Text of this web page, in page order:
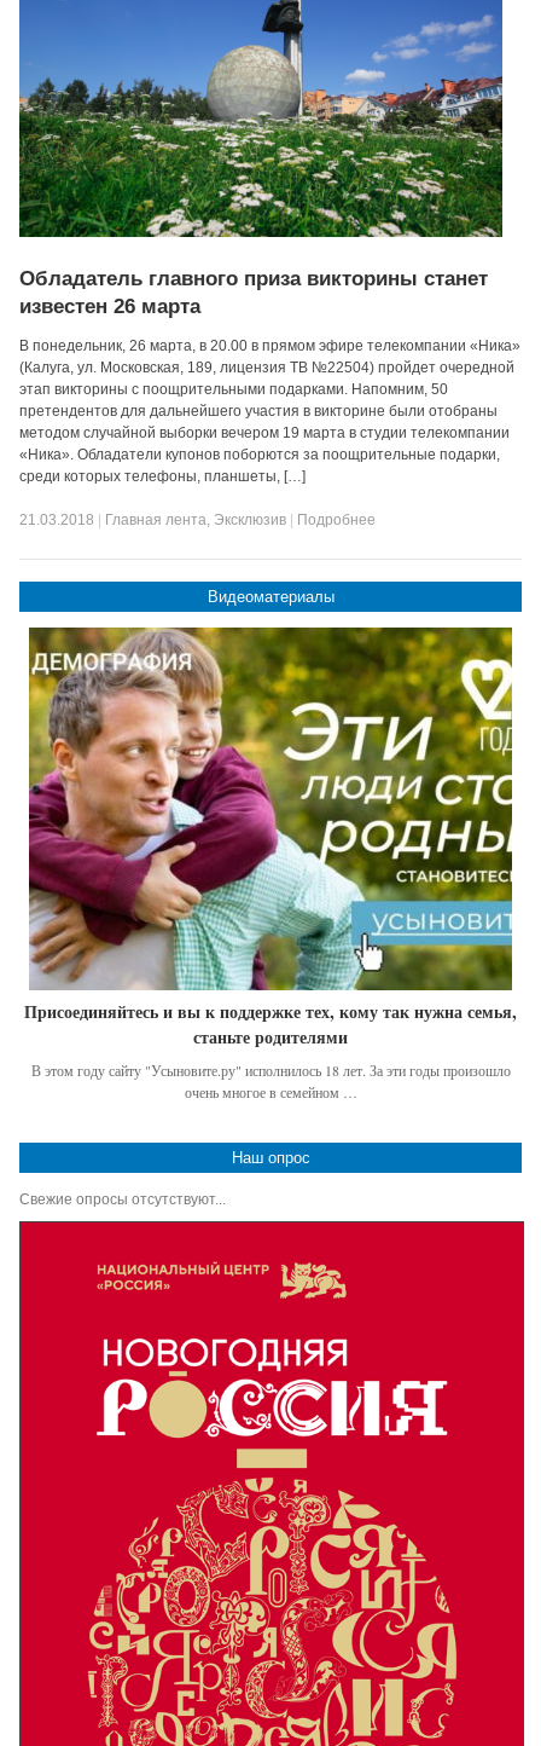
Обладатель главного приза викторины станет
известен 26 марта
В понедельник, 26 марта, в 20.00 в прямом эфире телекомпании «Ника»
(Калуга, ул. Московская, 189, лицензия ТВ №22504) пройдет очередной
этап викторины с поощрительными подарками. Напомним, 50
претендентов для дальнейшего участия в викторине были отобраны
методом случайной выборки вечером 19 марта в студии телекомпании
«Ника». Обладатели купонов поборются за поощрительные подарки,
среди которых телефоны, планшеты, […]
21.03.2018 Главная лента, Эксклюзив Подробнее
Видеоматериалы
Присоединяйтесь и вы к поддержке тех, кому так нужна семья,
станьте родителями
В этом году сайту "Усыновите.ру" исполнилось 18 лет. За эти годы произошло
очень многое в семейном …
Наш опрос
Свежие опросы отсутствуют...